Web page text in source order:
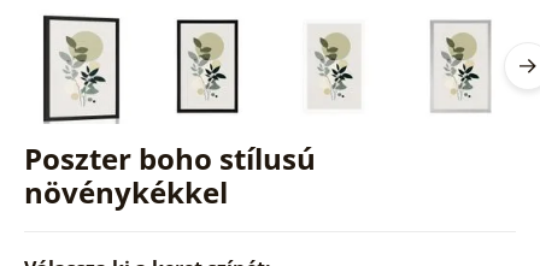
Poszter boho stílusú
növénykékkel